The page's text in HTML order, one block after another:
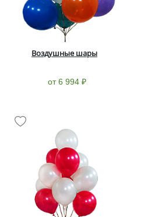
Воздушные шары
от 6 994 ₽